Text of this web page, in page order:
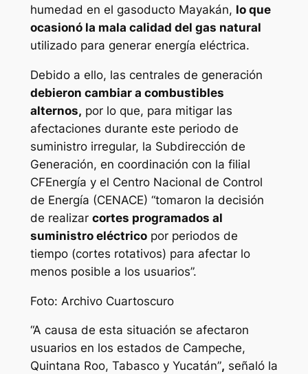
humedad en el gasoducto Mayakán, lo que
ocasionó la mala calidad del gas natural
utilizado para generar energía eléctrica.
Debido a ello, las centrales de generación
debieron cambiar a combustibles
alternos, por lo que, para mitigar las
afectaciones durante este periodo de
suministro irregular, la Subdirección de
Generación, en coordinación con la filial
CFEnergía y el Centro Nacional de Control
de Energía (CENACE) “tomaron la decisión
de realizar cortes programados al
suministro eléctricopor periodos de
tiempo (cortes rotativos) para afectar lo
menos posible a los usuarios”.
Foto: Archivo Cuartoscuro
“A causa de esta situación se afectaron
usuarios en los estados de Campeche,
Quintana Roo, Tabasco y Yucatán”, señaló la